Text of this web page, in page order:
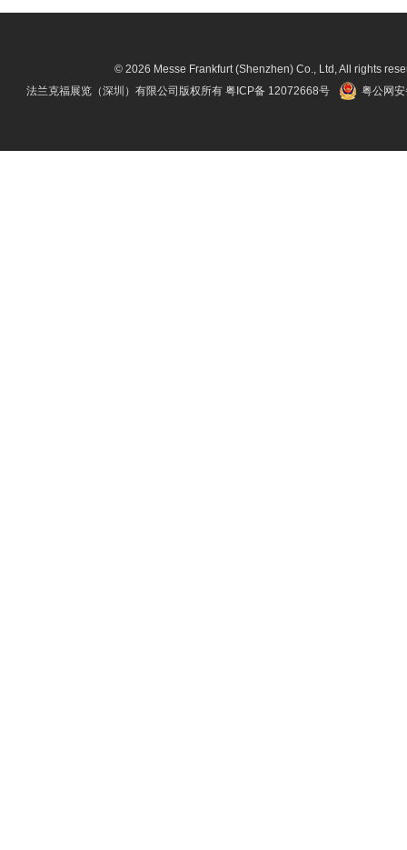
© 2026 Messe Frankfurt (Shenzhen) Co., Ltd, All rights
法兰克福展览（深圳）有限公司版权所有 粤ICP备 12072668号 粤公网